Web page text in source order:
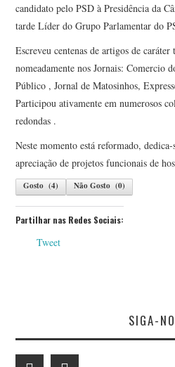
candidato pelo PSD à Presidência da
tarde Líder do Grupo Parlamentar do
Escreveu centenas de artigos de
nomeadamente nos Jornais: Comercio
Público , Jornal de Matosinhos,
Participou ativamente em numerosos
redondas .
Neste momento está reformado, dedica-
apreciação de projetos funcionais de
Gosto (4) Não Gosto (0)
Partilhar nas Redes Sociais:
Tweet
SIGA-